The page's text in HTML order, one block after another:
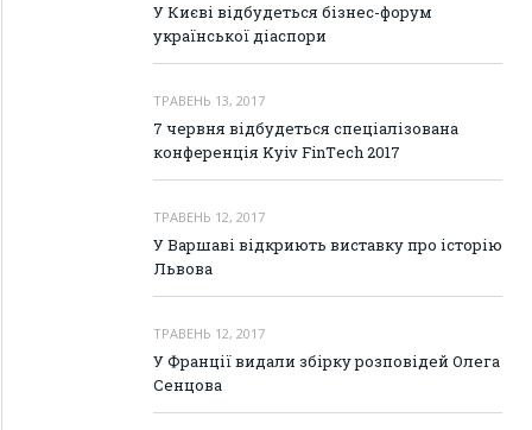
У Києві відбудеться бізнес-форум
української діаспори
ТРАВЕНЬ 13, 2017
7 червня відбудеться спеціалізована
конференція Kyiv FinТech 2017
ТРАВЕНЬ 12, 2017
У Варшаві відкриють виставку про історію
Львова
ТРАВЕНЬ 12, 2017
У Франції видали збірку розповідей Олега
Сенцова